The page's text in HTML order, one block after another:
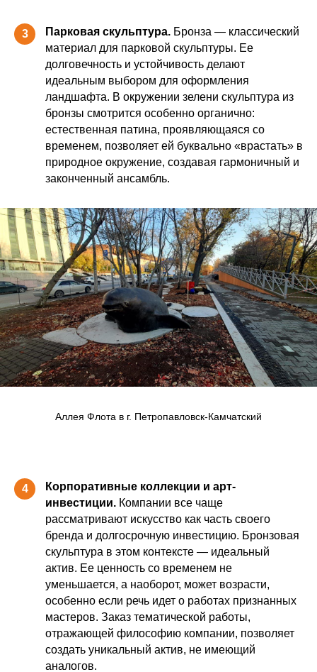
3 Парковая скульптура. Бронза — классический
материал для парковой скульптуры. Ее
долговечность и устойчивость делают
идеальным выбором для оформления
ландшафта. В окружении зелени скульптура из
бронзы смотрится особенно органично:
естественная патина, проявляющаяся со
временем, позволяет ей буквально «врастать» в
природное окружение, создавая гармоничный и
законченный ансамбль.
Аллея Флота в г. Петропавловск-Камчатский
4
Корпоративные коллекции и арт-
инвестиции. Компании все чаще
рассматривают искусство как часть своего
бренда и долгосрочную инвестицию. Бронзовая
скульптура в этом контексте — идеальный
актив. Ее ценность со временем не
уменьшается, а наоборот, может возрасти,
особенно если речь идет о работах признанных
мастеров. Заказ тематической работы,
отражающей философию компании, позволяет
создать уникальный актив, не имеющий
аналогов.